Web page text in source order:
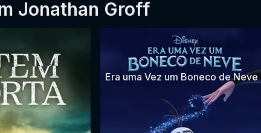
Jonathan Groff
Era uma Vez um Boneco de Neve